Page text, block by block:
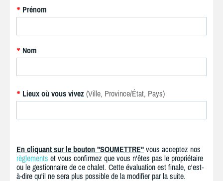
* Prénom
* Nom
* Lieux où vous vivez (Ville, Province/État, Pays)
En cliquant sur le bouton "SOUMETTRE" vous acceptez nos
règlements et vous confirmez que vous n'êtes pas le propriétaire
ou le gestionnaire de ce chalet. Cette évaluation est finale, c'est-
à-dire qu'il ne sera plus possible de la modifier par la suite.